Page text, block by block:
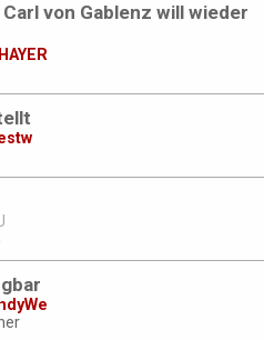
von Gablenz will wieder